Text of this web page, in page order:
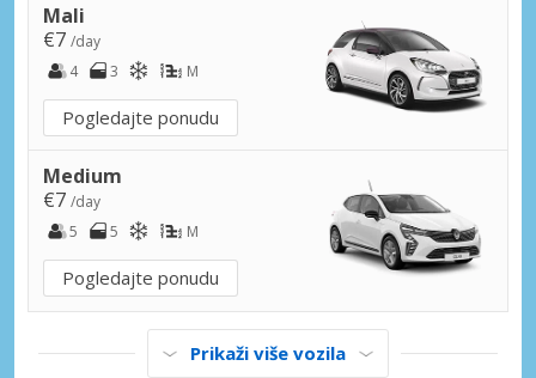
Mali
€7 /day
4
3 M
Pogledajte ponudu
Medium
€7 /day
5
5 M
Pogledajte ponudu
Prikaži više vozila